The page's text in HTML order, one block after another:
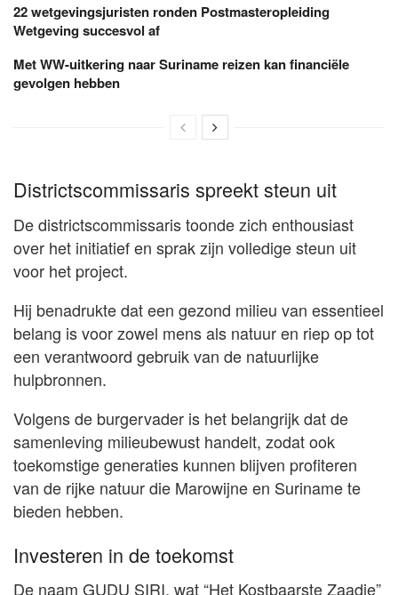
22 wetgevingsjuristen ronden Postmasteropleiding
Wetgeving succesvol af
Met WW-uitkering naar Suriname reizen kan financiële
gevolgen hebben
Districtscommissaris spreekt steun uit
De districtscommissaris toonde zich enthousiast
over het initiatief en sprak zijn volledige steun uit
voor het project.
Hij benadrukte dat een gezond milieu van essentieel
belang is voor zowel mens als natuur en riep op tot
een verantwoord gebruik van de natuurlijke
hulpbronnen.
Volgens de burgervader is het belangrijk dat de
samenleving milieubewust handelt, zodat ook
toekomstige generaties kunnen blijven profiteren
van de rijke natuur die Marowijne en Suriname te
bieden hebben.
Investeren in de toekomst
De naam GUDU SIRI, wat “Het Kostbaarste Zaadje”